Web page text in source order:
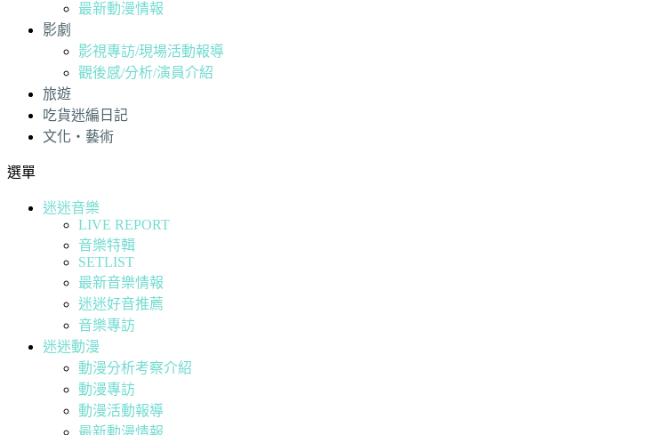
最新動漫情報
影劇
影視專訪/現場活動報導
觀後感/分析/演員介紹
旅遊
吃貨迷編日記
文化・藝術
選單
迷迷音樂
LIVE REPORT
音樂特輯
SETLIST
最新音樂情報
迷迷好音推薦
音樂專訪
迷迷動漫
動漫分析考察介紹
動漫專訪
動漫活動報導
最新動漫情報